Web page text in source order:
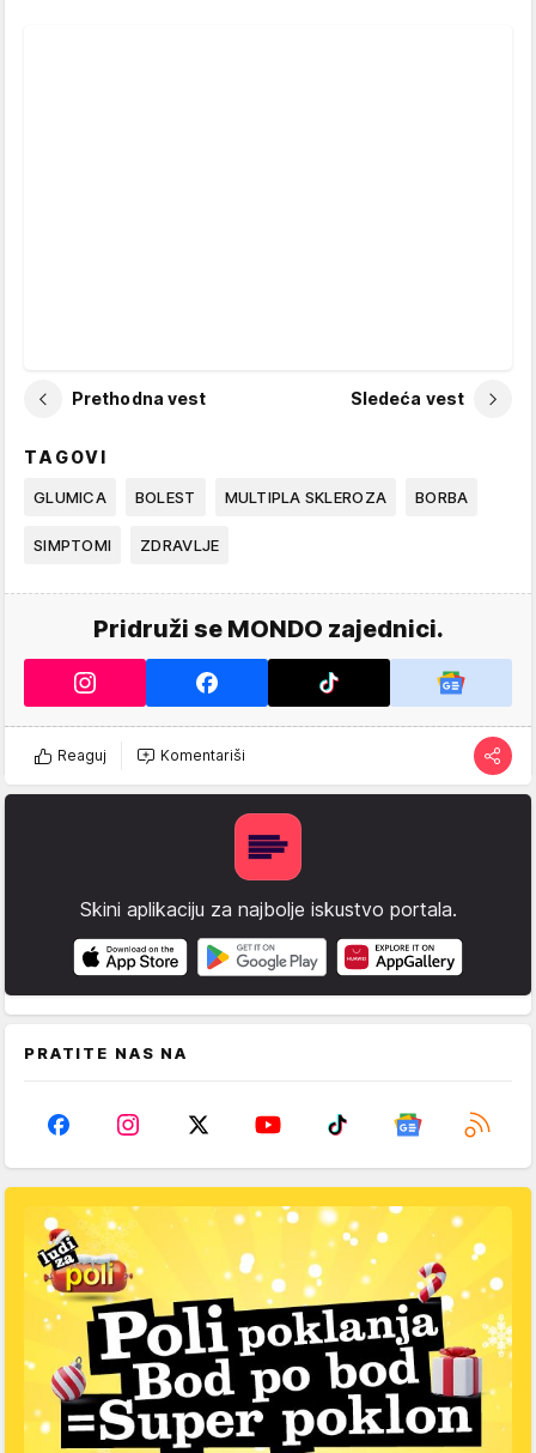
Prethodna vest Sledeća vest
TAGOVI
GLUMICA BOLEST MULTIPLA SKLEROZA BORBA
SIMPTOMI ZDRAVLJE
Pridruži se MONDO zajednici.
Reaguj Komentariši
Skini aplikaciju za najbolje iskustvo portala.
PRATITE NAS NA